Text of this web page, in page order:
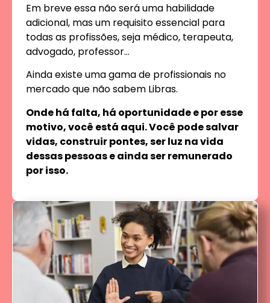
Em breve essa não será uma habilidade
adicional, mas um requisito essencial para
todas as profissões, seja médico, terapeuta,
advogado, professor…
Ainda existe uma gama de profissionais no
mercado que não sabem Libras.
Onde há falta, há oportunidade e por esse
motivo, você está aqui. Você pode salvar
vidas, construir pontes, ser luz na vida
dessas pessoas e ainda ser remunerado
por isso.